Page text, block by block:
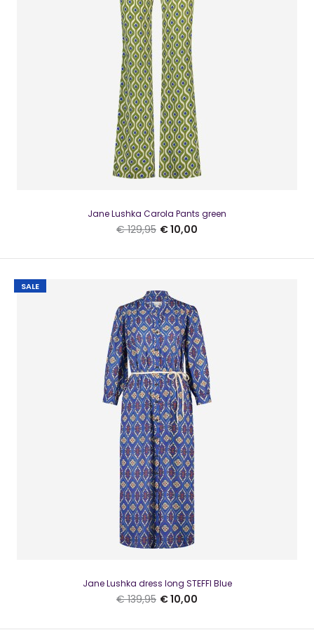
Jane Lushka Top Asha Light Green Heerlijke top voor de
lekkere zomerse dagen.Deze top heeft spa..
Jane Lushka offshoulder top SANJA
€ 99,95 € 10,00
Jane Lushka offshoulder top SANJADe mooie Jane Lushka
top Sanja technical Jersey is een off sh..
Jane Lushka Carola Pants green
€ 129,95 € 10,00
SALE
Jane Lushka dress long STEFFI Blue
€ 139,95 € 10,00